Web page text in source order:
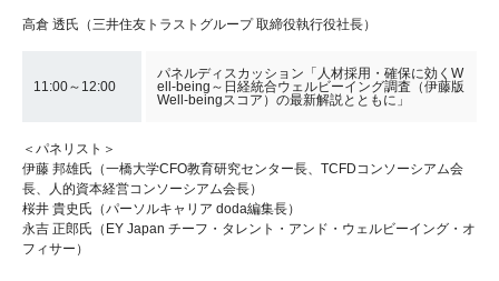
高倉 透氏（三井住友トラストグループ 取締役執行役社長）
11:00～12:00
パネルディスカッション「人材採用・確保に効くW
ell-being～日経統合ウェルビーイング調査（伊藤版
Well-beingスコア）の最新解説とともに」
＜パネリスト＞
伊藤 邦雄氏（一橋大学CFO教育研究センター長、TCFDコンソーシアム会
長、人的資本経営コンソーシアム会長）
桜井 貴史氏（パーソルキャリア doda編集長）
永吉 正郎氏（EY Japan チーフ・タレント・アンド・ウェルビーイング・オ
フィサー）